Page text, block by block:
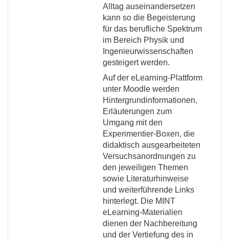
Alltag auseinandersetzen
kann so die Begeisterung
für das berufliche Spektrum
im Bereich Physik und
Ingenieurwissenschaften
gesteigert werden.
Auf der eLearning-Plattform
unter Moodle werden
Hintergrundinformationen,
Erläuterungen zum
Umgang mit den
Experimentier-Boxen, die
didaktisch ausgearbeiteten
Versuchsanordnungen zu
den jeweiligen Themen
sowie Literaturhinweise
und weiterführende Links
hinterlegt. Die MINT
eLearning-Materialien
dienen der Nachbereitung
und der Vertiefung des in